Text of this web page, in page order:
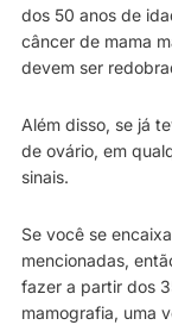
dos 50 anos de
câncer de mama
devem ser
Além disso, se já
de ovário, em
sinais.
Se você se
mencionadas,
fazer a partir dos
mamografia, uma